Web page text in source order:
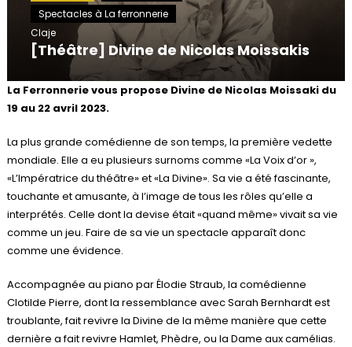
Spectacles à La ferronnerie
Claje
[Théâtre] Divine de Nicolas Moissakis
La Ferronnerie vous propose Divine de Nicolas Moissaki du
19 au 22 avril 2023.
La plus grande comédienne de son temps, la première vedette
mondiale. Elle a eu plusieurs surnoms comme «La Voix d’or »,
«L’Impératrice du théâtre» et «La Divine». Sa vie a été fascinante,
touchante et amusante, à l’image de tous les rôles qu’elle a
interprétés. Celle dont la devise était «quand même» vivait sa vie
comme un jeu. Faire de sa vie un spectacle apparaît donc
comme une évidence.
Accompagnée au piano par Élodie Straub, la comédienne
Clotilde Pierre, dont la ressemblance avec Sarah Bernhardt est
troublante, fait revivre la Divine de la même manière que cette
dernière a fait revivre Hamlet, Phèdre, ou la Dame aux camélias.